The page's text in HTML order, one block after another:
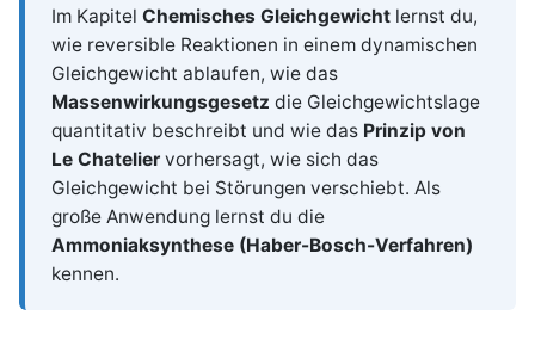
Im KapitelChemisches Gleichgewicht lernst du,
wie reversible Reaktionen in einem dynamischen
Gleichgewicht ablaufen, wie das
Massenwirkungsgesetz die Gleichgewichtslage
quantitativ beschreibt und wie das Prinzip von
Le Chatelier vorhersagt, wie sich das
Gleichgewicht bei Störungen verschiebt. Als
große Anwendung lernst du die
Ammoniaksynthese (Haber-Bosch-Verfahren)
kennen.